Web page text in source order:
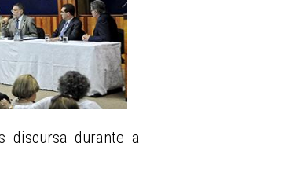
discursa durante a